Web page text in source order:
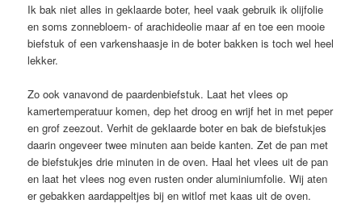
Ik bak niet alles in geklaarde boter, heel vaak gebruik ik olijfolie
en soms zonnebloem- of arachideolie maar af en toe een mooie
biefstuk of een varkenshaasje in de boter bakken is toch wel heel
lekker.
Zo ook vanavond de paardenbiefstuk. Laat het vlees op
kamertemperatuur komen, dep het droog en wrijf het in met peper
en grof zeezout. Verhit de geklaarde boter en bak de biefstukjes
daarin ongeveer twee minuten aan beide kanten. Zet de pan met
de biefstukjes drie minuten in de oven. Haal het vlees uit de pan
en laat het vlees nog even rusten onder aluminiumfolie. Wij aten
er gebakken aardappeltjes bij en witlof met kaas uit de oven.